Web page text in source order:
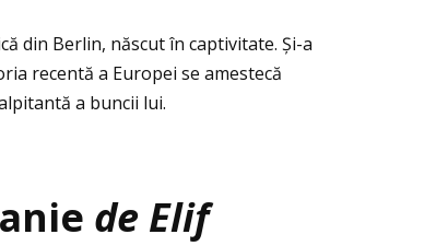
din Berlin, născut în captivitate. Şi-a
recentă a Europei se amestecă
a buncii lui.
de Elif